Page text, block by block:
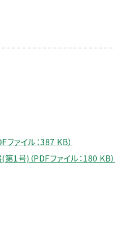
イル：387 KB）
)（PDFファイル：180 KB）